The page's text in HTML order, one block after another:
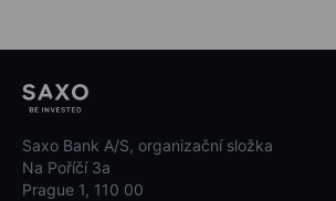
Saxo Bank A/S, organizační složka
Na Poříčí 3a
Prague 1, 110 00